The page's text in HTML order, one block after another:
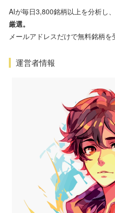
AIが毎日3,800銘柄以上を分析し、
厳選。
メールアドレスだけで無料銘柄を
運営者情報